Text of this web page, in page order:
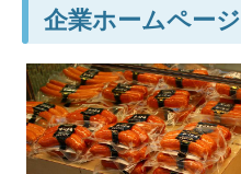
企業ホームページ